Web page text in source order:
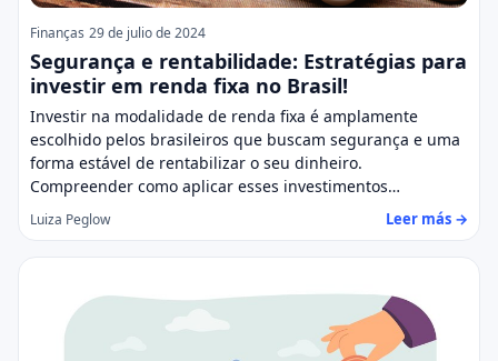
Finanças 29 de julio de 2024
Segurança e rentabilidade: Estratégias para
investir em renda fixa no Brasil!
Investir na modalidade de renda fixa é amplamente
escolhido pelos brasileiros que buscam segurança e uma
forma estável de rentabilizar o seu dinheiro.
Compreender como aplicar esses investimentos…
Luiza Peglow Leer más →